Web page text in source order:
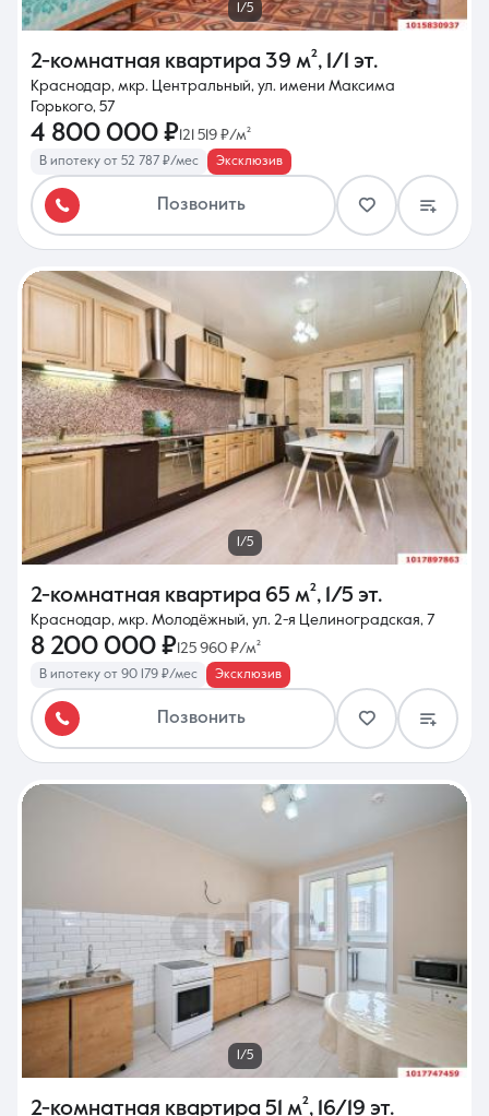
1/5
2-комнатная квартира 39 м², 1/1 эт.
Краснодар, мкр. Центральный, ул. имени Максима
Горького, 57
4 800 000 ₽121 519 ₽/м²
В ипотеку от 52 787 ₽/мес Эксклюзив
Позвонить
1/5
2-комнатная квартира 65 м², 1/5 эт.
Краснодар, мкр. Молодёжный, ул. 2-я Целиноградская, 7
8 200 000 ₽ 125 960 ₽/м²
В ипотеку от 90 179 ₽/мес Эксклюзив
Позвонить
1/5
2-комнатная квартира 51 м², 16/19 эт.